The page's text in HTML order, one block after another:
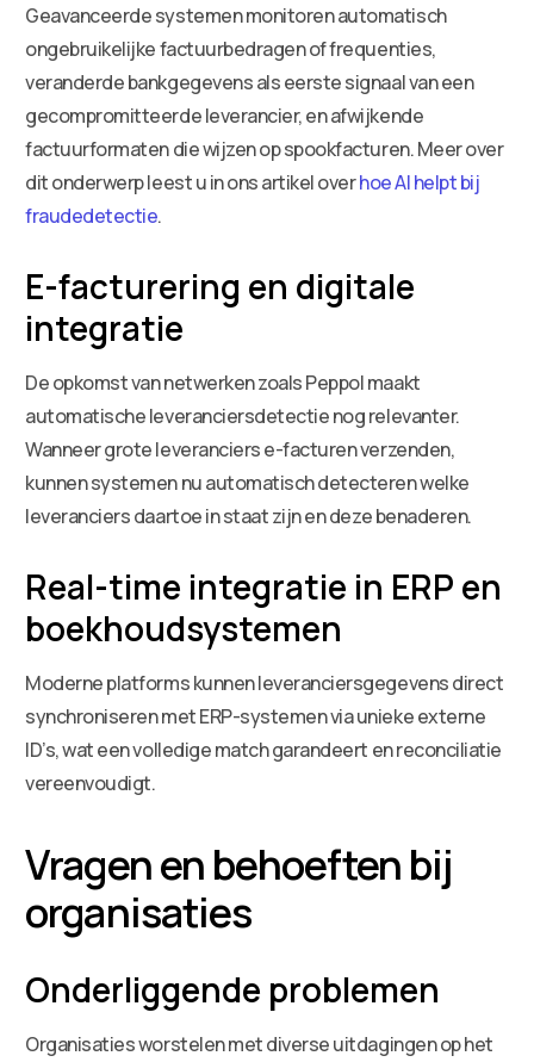
Geavanceerde systemen monitoren automatisch
ongebruikelijke factuurbedragen of frequenties,
veranderde bankgegevens als eerste signaal van een
gecompromitteerde leverancier, en afwijkende
factuurformaten die wijzen op spookfacturen. Meer over
dit onderwerp leest u in ons artikel overhoe AI helpt bij
fraudedetectie.
E-facturering en digitale
integratie
De opkomst van netwerken zoals Peppol maakt
automatische leveranciersdetectie nog relevanter.
Wanneer grote leveranciers e-facturen verzenden,
kunnen systemen nu automatisch detecteren welke
leveranciers daartoe in staat zijn en deze benaderen.
Real-time integratie in ERP en
boekhoudsystemen
Moderne platforms kunnen leveranciersgegevens direct
synchroniseren met ERP-systemen via unieke externe
ID’s, wat een volledige match garandeert en reconciliatie
vereenvoudigt.
Vragen en behoeften bij
organisaties
Onderliggende problemen
Organisaties worstelen met diverse uitdagingen op het